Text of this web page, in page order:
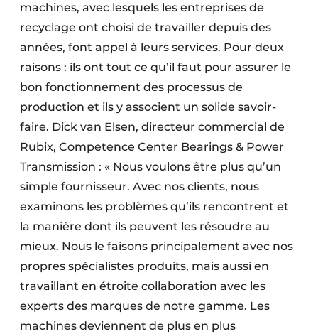
machines, avec lesquels les entreprises de
recyclage ont choisi de travailler depuis des
années, font appel à leurs services. Pour deux
raisons : ils ont tout ce qu’il faut pour assurer le
bon fonctionnement des processus de
production et ils y associent un solide savoir-
faire. Dick van Elsen, directeur commercial de
Rubix, Competence Center Bearings & Power
Transmission : « Nous voulons être plus qu’un
simple fournisseur. Avec nos clients, nous
examinons les problèmes qu’ils rencontrent et
la manière dont ils peuvent les résoudre au
mieux. Nous le faisons principalement avec nos
propres spécialistes produits, mais aussi en
travaillant en étroite collaboration avec les
experts des marques de notre gamme. Les
machines deviennent de plus en plus